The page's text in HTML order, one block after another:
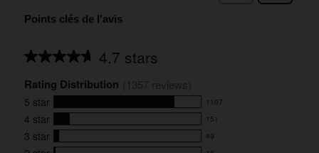
Points clés de l'avis
4.7 stars
Average
for
this
product:
4.7
out
of
Rating Distribution
5 star 1107
1107
reviews
with
4 star 151
151
reviews
3 star 49
49